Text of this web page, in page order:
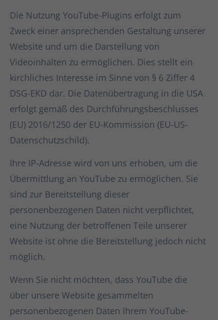
Die Nutzung YouTube-Plugins erfolgt zum
Zweck einer ansprechenden Gestaltung unserer
Website und um die Darstellung von
Videoinhalten zu ermöglichen. Dies stellt ein
kirchliches Interesse im Sinne von § 6 Ziffer 4
DSG-EKD dar. Die Datenübertragung in die USA
erfolgt gemäß des Durchführungsbeschlusses
(EU) 2016/1250 der EU-Kommission (EU-US-
Datenschutzschild).
Ihre IP-Adresse wird von uns erhoben, um die
Übermittlung an YouTube zu ermöglichen. Sie
sind zur Bereitstellung dieser
personenbezogenen Daten nicht verpflichtet,
eine Nutzung der betroffenen Teile unserer
Website ist ohne die Bereitstellung jedoch nicht
möglich.
Wenn Sie nicht möchten, dass YouTube die
über unsere Website gesammelten
personenbezogenen Daten Ihrem YouTube-